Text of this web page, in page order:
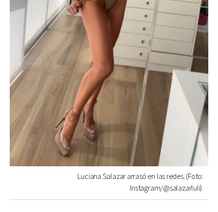
Luciana Salazar arrasó en las redes. (Foto:
Instagram/@salazarluli).